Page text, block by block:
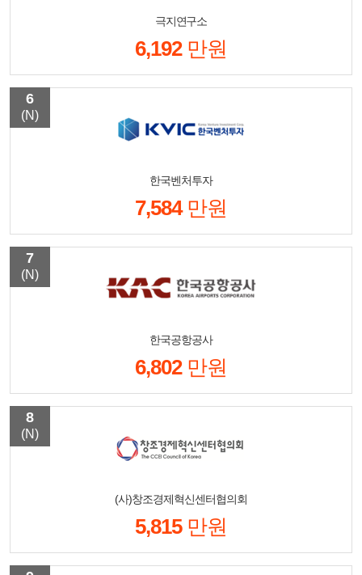
극지연구소
6,192만원
한국벤처투자
7,584만원
6
(N)
한국공항공사
6,802만원
7
(N)
(사)창조경제혁신센터협의회
5,815만원
8
(N)